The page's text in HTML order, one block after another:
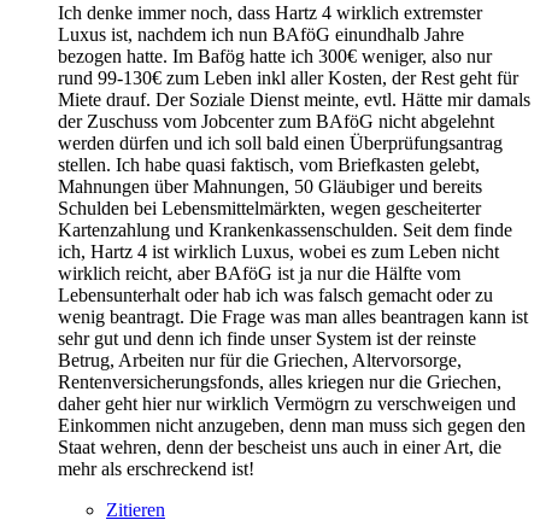
Ich denke immer noch, dass Hartz 4 wirklich extremster
Luxus ist, nachdem ich nun BAföG einundhalb Jahre
bezogen hatte. Im Bafög hatte ich 300€ weniger, also nur
rund 99-130€ zum Leben inkl aller Kosten, der Rest geht für
Miete drauf. Der Soziale Dienst meinte, evtl. Hätte mir damals
der Zuschuss vom Jobcenter zum BAföG nicht abgelehnt
werden dürfen und ich soll bald einen Überprüfungsantrag
stellen. Ich habe quasi faktisch, vom Briefkasten gelebt,
Mahnungen über Mahnungen, 50 Gläubiger und bereits
Schulden bei Lebensmittelmärkten, wegen gescheiterter
Kartenzahlung und Krankenkassenschulden. Seit dem finde
ich, Hartz 4 ist wirklich Luxus, wobei es zum Leben nicht
wirklich reicht, aber BAföG ist ja nur die Hälfte vom
Lebensunterhalt oder hab ich was falsch gemacht oder zu
wenig beantragt. Die Frage was man alles beantragen kann ist
sehr gut und denn ich finde unser System ist der reinste
Betrug, Arbeiten nur für die Griechen, Altervorsorge,
Rentenversicherungsfonds, alles kriegen nur die Griechen,
daher geht hier nur wirklich Vermögrn zu verschweigen und
Einkommen nicht anzugeben, denn man muss sich gegen den
Staat wehren, denn der bescheist uns auch in einer Art, die
mehr als erschreckend ist!
Zitieren